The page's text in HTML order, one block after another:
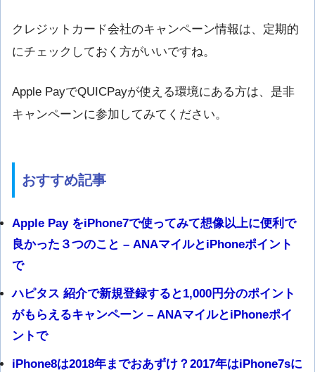
クレジットカード会社のキャンペーン情報は、定期的
にチェックしておく方がいいですね。
Apple PayでQUICPayが使える環境にある方は、是非
キャンペーンに参加してみてください。
おすすめ記事
Apple Pay をiPhone7で使ってみて想像以上に便利で
良かった３つのこと – ANAマイルとiPhoneポイント
で
ハピタス 紹介で新規登録すると1,000円分のポイント
がもらえるキャンペーン – ANAマイルとiPhoneポイ
ントで
iPhone8は2018年までおあずけ？2017年はiPhone7sに